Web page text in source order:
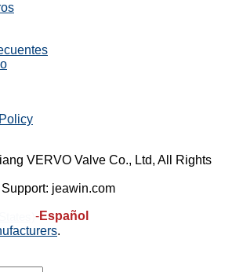
VERVO Valve Co., Ltd, All Rights
jeawin.com
-Español
.